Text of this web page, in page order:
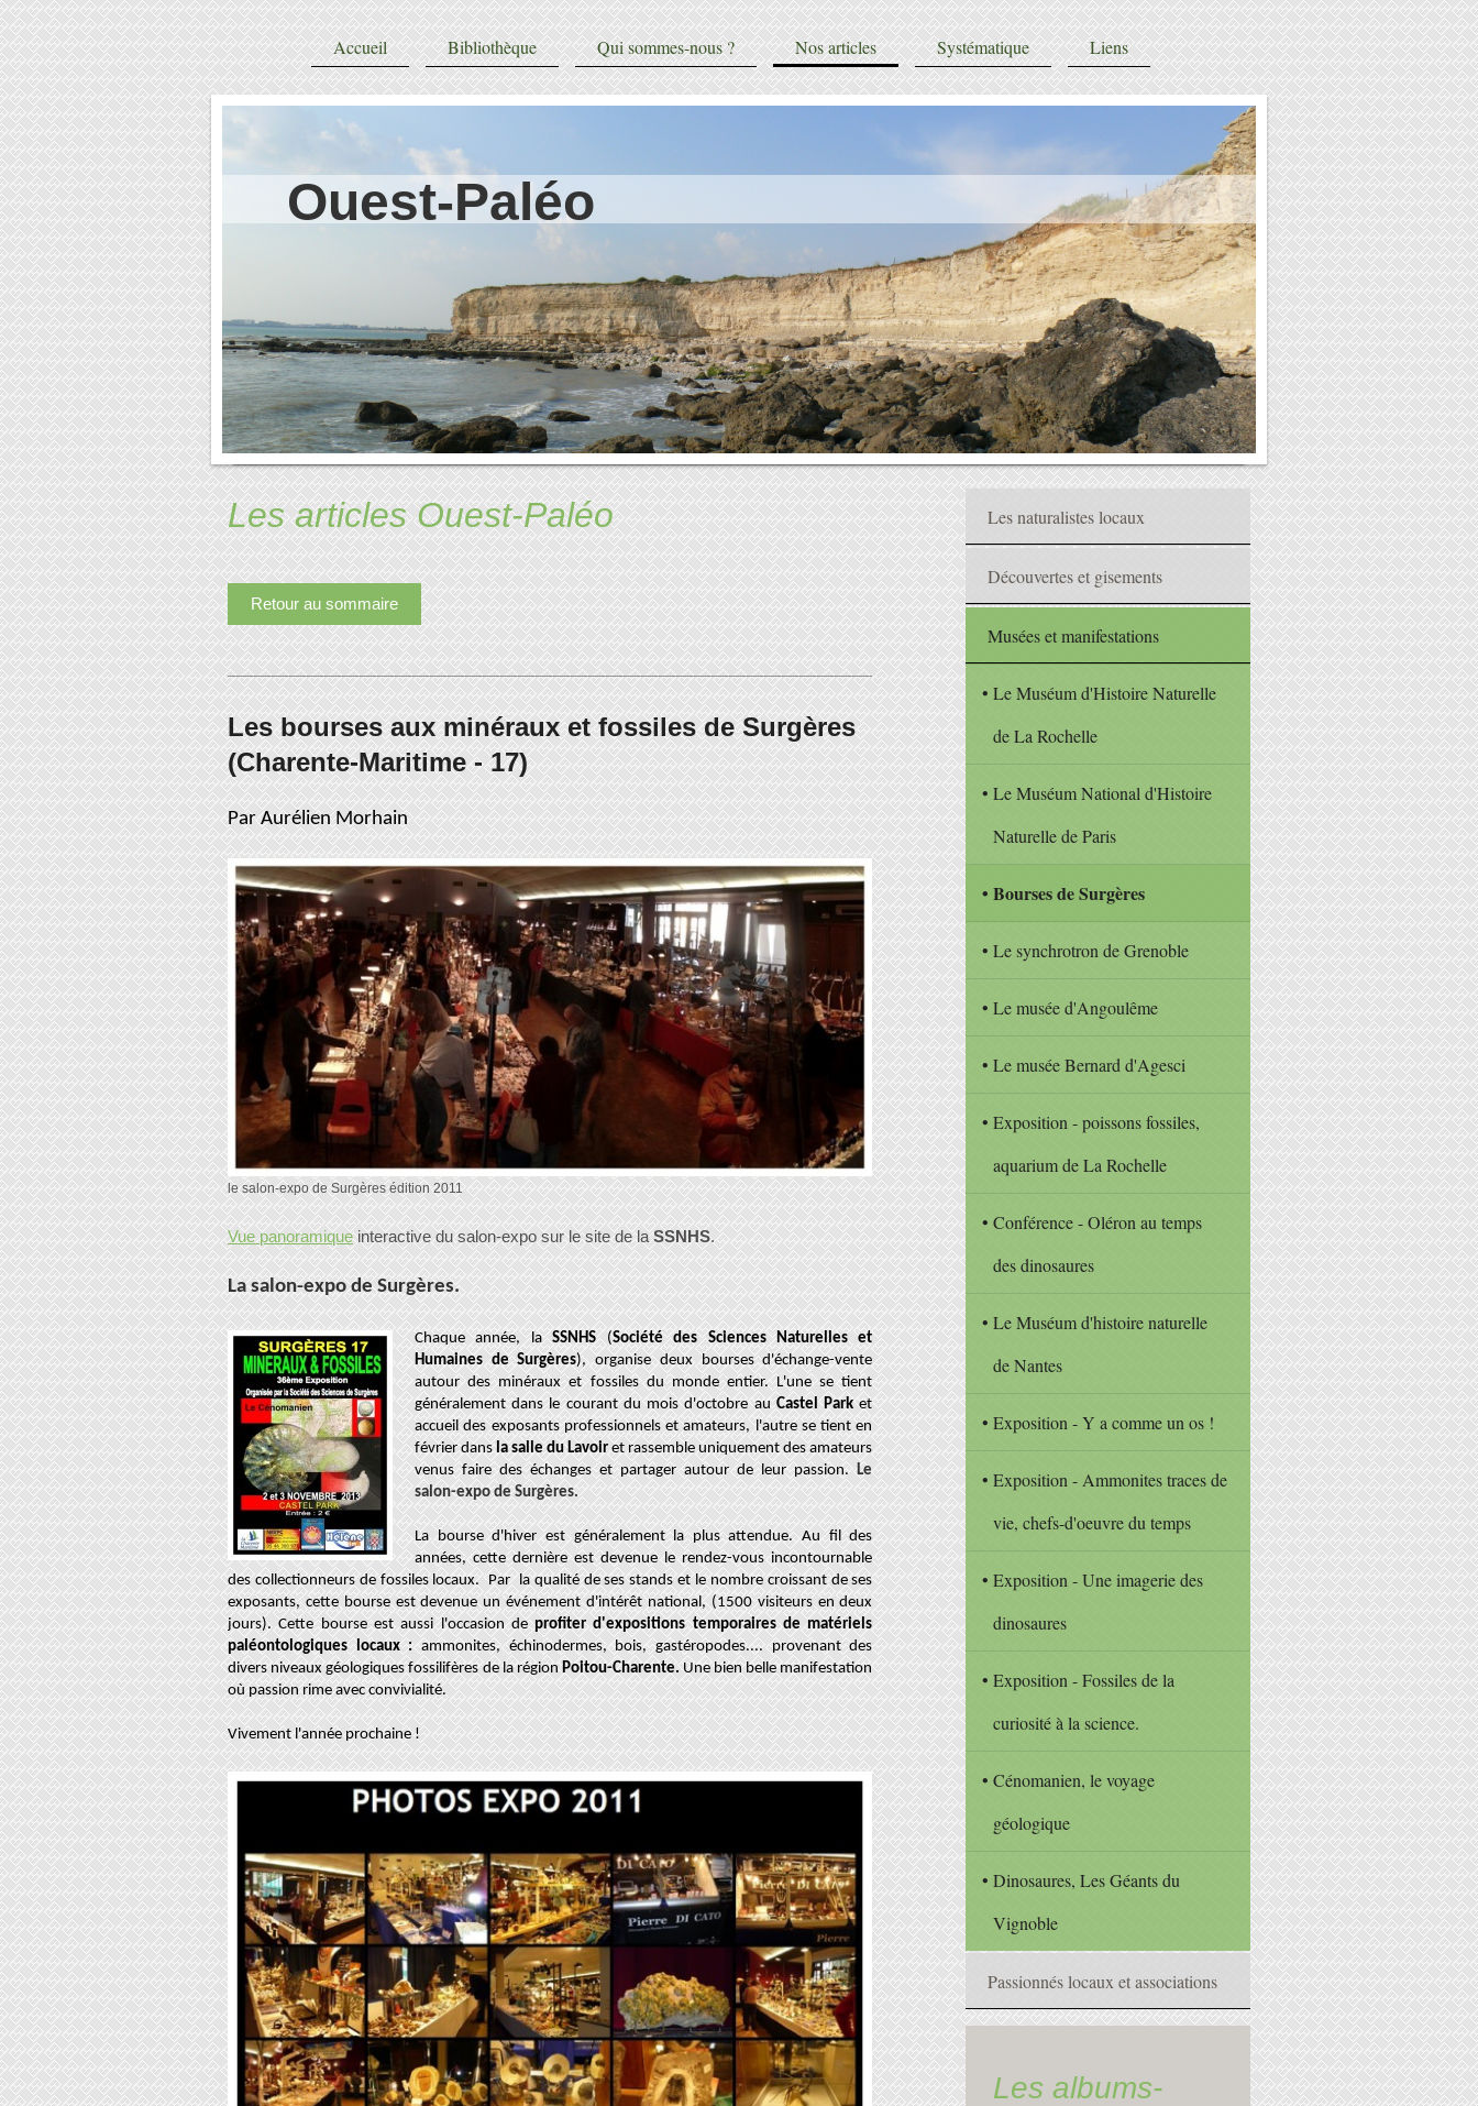
Accueil Bibliothèque Qui sommes-nous ? Nos articles Systématique Liens
Ouest-Paléo
Les articles Ouest-Paléo
Retour au sommaire
Les bourses aux minéraux et fossiles de Surgères
(Charente-Maritime - 17)
Par Aurélien Morhain
le salon-expo de Surgères édition 2011
Vue panoramiqueinteractive du salon-expo sur le site de laSSNHS.
La salon-expo de Surgères.
Chaque année, laSSNHS(Société des Sciences Naturelles et
Humaines de Surgères), organise deux bourses d'échange-vente
autour des minéraux et fossiles du monde entier. L'une se tient
généralement dans le courant du mois d'octobre auCastel Parket
accueil des exposants professionnels et amateurs, l'autre se tient en
février dansla salle du Lavoiret rassemble uniquement des amateurs
venus faire des échanges et partager autour de leur passion. Le
salon-expo de Surgères.
La bourse d'hiver est généralement la plus attendue. Au fil des
années, cette dernière est devenue le rendez-vous incontournable
des collectionneurs de fossiles locaux. Par la qualité de ses stands et le nombre croissant de ses
exposants, cette bourse est devenue un événement d'intérêt national, (1500 visiteurs en deux
jours). Cette bourse est aussi l'occasion de profiter d'expositions temporaires de matériels
paléontologiques locaux: ammonites, échinodermes, bois, gastéropodes.... provenant des
divers niveaux géologiques fossilifères de la région Poitou-Charente. Une bien belle manifestation
où passion rime avec convivialité.
Vivement l'année prochaine !
Les naturalistes locaux
Découvertes et gisements
Musées et manifestations
Le Muséum d'Histoire Naturelle
de La Rochelle
Le Muséum National d'Histoire
Naturelle de Paris
Bourses de Surgères
Le synchrotron de Grenoble
Le musée d'Angoulême
Le musée Bernard d'Agesci
Exposition - poissons fossiles,
aquarium de La Rochelle
Conférence - Oléron au temps
des dinosaures
Le Muséum d'histoire naturelle
de Nantes
Exposition - Y a comme un os !
Exposition - Ammonites traces de
vie, chefs-d'oeuvre du temps
Exposition - Une imagerie des
dinosaures
Exposition - Fossiles de la
curiosité à la science.
Cénomanien, le voyage
géologique
Dinosaures, Les Géants du
Vignoble
Passionnés locaux et associations
Les albums-